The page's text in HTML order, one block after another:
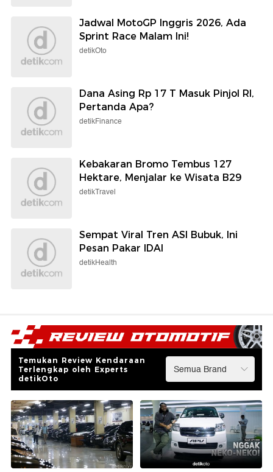
Jadwal MotoGP Inggris 2026, Ada
Sprint Race Malam Ini!
detikOto
Dana Asing Rp 17 T Masuk Pinjol RI,
Pertanda Apa?
detikFinance
Kebakaran Bromo Tembus 127
Hektare, Menjalar ke Wisata B29
detikTravel
Sempat Viral Tren ASI Bubuk, Ini
Pesan Pakar IDAI
detikHealth
Temukan Review Kendaraan
Terlengkap oleh Experts
detikOto